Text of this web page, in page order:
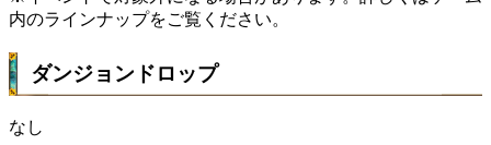
内のラインナップをご覧ください。
ダンジョンドロップ
なし